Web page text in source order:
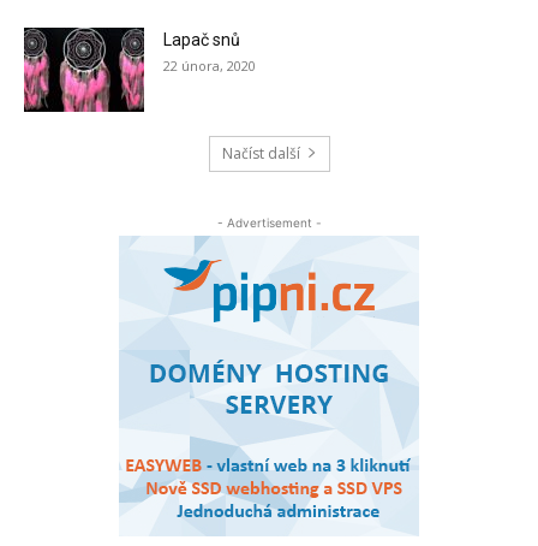
Lapač snů
22 února, 2020
Načíst další
- Advertisement -